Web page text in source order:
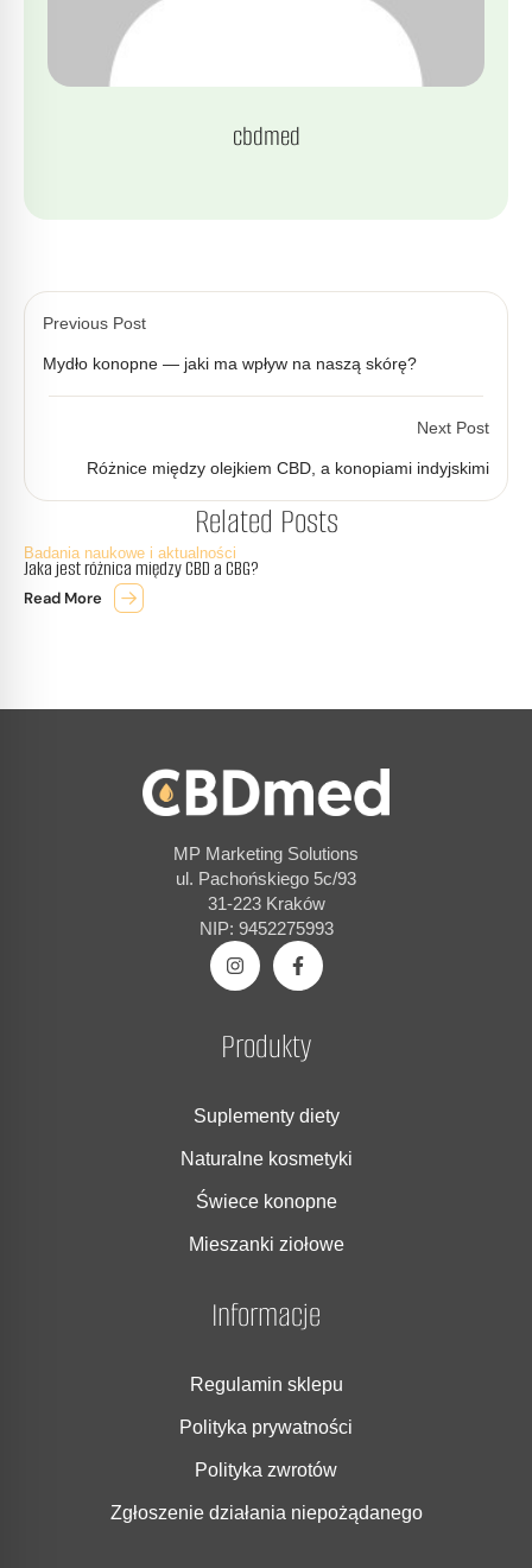
cbdmed
Previous Post
Mydło konopne — jaki ma wpływ na naszą skórę?
Next Post
Różnice między olejkiem CBD, a konopiami indyjskimi
Related Posts
Badania naukowe i aktualności
Jaka jest różnica między CBD a CBG?
Read More
MP Marketing Solutions
ul. Pachońskiego 5c/93
31-223 Kraków
NIP: 9452275993
Produkty
Suplementy diety
Naturalne kosmetyki
Świece konopne
Mieszanki ziołowe
Informacje
Regulamin sklepu
Polityka prywatności
Polityka zwrotów
Zgłoszenie działania niepożądanego